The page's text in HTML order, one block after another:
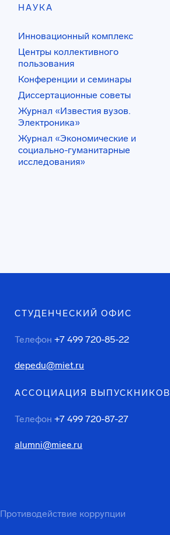
НАУКА
Инновационный комплекс
Центры коллективного
пользования
Конференции и семинары
Диссертационные советы
Журнал «Известия вузов.
Электроника»
Журнал «Экономические и
социально-гуманитарные
исследования»
СТУДЕНЧЕСКИЙ ОФИС
Телефон +7 499 720-85-22
depedu@miet.ru
АССОЦИАЦИЯ ВЫПУСКНИКОВ
Телефон +7 499 720-87-27
alumni@miee.ru
Противодействие коррупции